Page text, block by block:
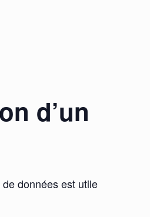
d’un
données est utile